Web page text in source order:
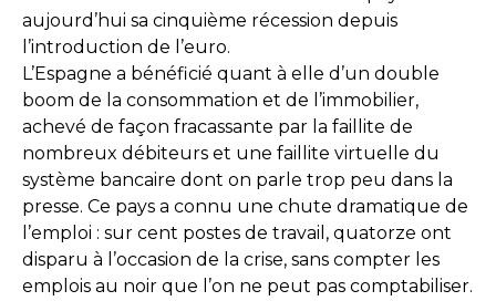
aujourd’hui sa cinquième récession depuis
l’introduction de l’euro.
L’Espagne a bénéficié quant à elle d’un double
boom de la consommation et de l’immobilier,
achevé de façon fracassante par la faillite de
nombreux débiteurs et une faillite virtuelle du
système bancaire dont on parle trop peu dans la
presse. Ce pays a connu une chute dramatique de
l’emploi : sur cent postes de travail, quatorze ont
disparu à l’occasion de la crise, sans compter les
emplois au noir que l’on ne peut pas comptabiliser.